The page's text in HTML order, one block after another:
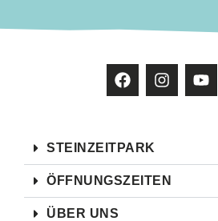
STEINZEITPARK
ÖFFNUNGSZEITEN
ÜBER UNS